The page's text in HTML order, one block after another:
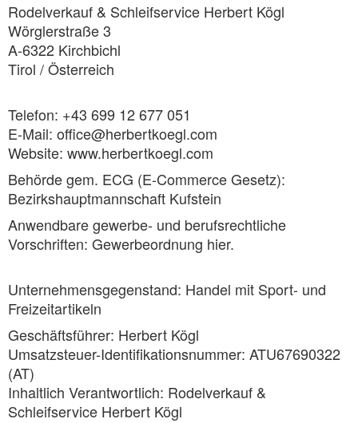
Rodelverkauf & Schleifservice Herbert Kögl
Wörglerstraße 3
A-6322 Kirchbichl
Tirol / Österreich
Telefon: +43 699 12 677 051
E-Mail: office@herbertkoegl.com
Website: www.herbertkoegl.com
Behörde gem. ECG (E-Commerce Gesetz):
Bezirkshauptmannschaft Kufstein
Anwendbare gewerbe- und berufsrechtliche
Vorschriften: Gewerbeordnung hier.
Unternehmensgegenstand: Handel mit Sport- und
Freizeitartikeln
Geschäftsführer: Herbert Kögl
Umsatzsteuer-Identifikationsnummer: ATU67690322
(AT)
Inhaltlich Verantwortlich: Rodelverkauf &
Schleifservice Herbert Kögl